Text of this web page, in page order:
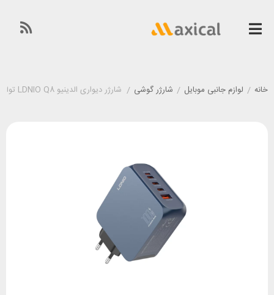
خانه / لوازم جانبی موبایل / شارژر گوشی / شارژر دیواری الدینیو LDNIO Q8 توان 100 وات همراه با کابل